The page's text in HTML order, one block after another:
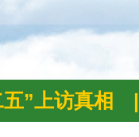
五”上访真相 |